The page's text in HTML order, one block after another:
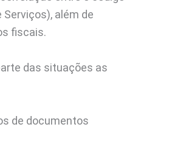
além de
fiscais.
das situações as
de documentos